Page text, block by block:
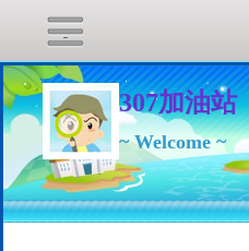
307加油站
~ Welcome ~